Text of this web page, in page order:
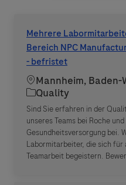
Mehrere
Bereich NPC
- befristet
Location
Mannheim,
Category
Quality
Sind Sie erfahren in der
unseres Teams bei Roche
Gesundheitsversorgung bei.
Labormitarbeiter, die sich
Teamarbeit begeistern.